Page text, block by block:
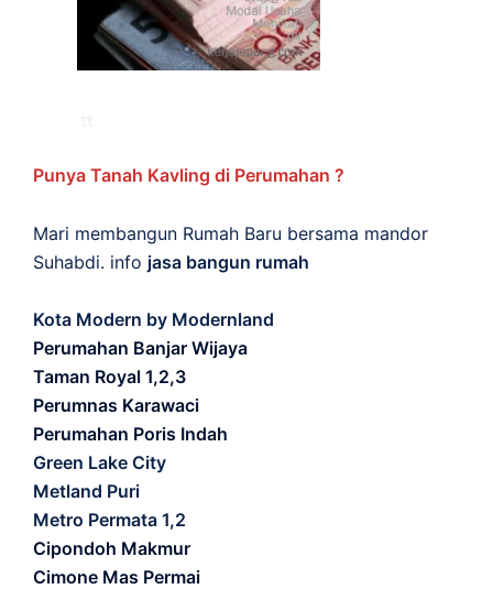
Punya Tanah Kavling di Perumahan ?
Mari membangun Rumah Baru bersama mandor
Suhabdi. info jasa bangun rumah
Kota Modern by Modernland
Perumahan Banjar Wijaya
Taman Royal 1,2,3
Perumnas Karawaci
Perumahan Poris Indah
Green Lake City
Metland Puri
Metro Permata 1,2
Cipondoh Makmur
Cimone Mas Permai